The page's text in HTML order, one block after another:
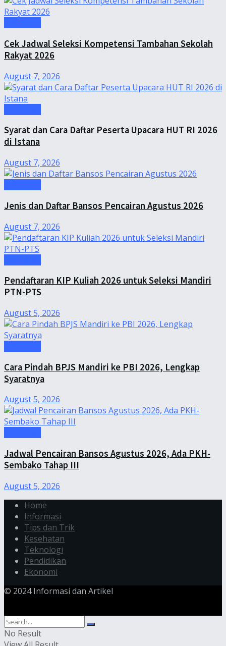
Cek Jadwal Seleksi Kompetensi Tambahan Sekolah
Rakyat 2026
August 7, 2026
Syarat dan Cara Daftar Peserta Upacara HUT RI 2026
di Istana
August 7, 2026
Jenis dan Daftar Bansos Pencairan Agustus 2026
August 7, 2026
Pendaftaran KIP Kuliah 2026 untuk Seleksi Mandiri
PTN-PTS
August 5, 2026
Cara Pindah BPJS Mandiri ke PBI 2026, Lengkap
Syaratnya
August 5, 2026
Jadwal Pencairan Bansos Agustus 2026, Ada PKH-
Sembako Tahap III
August 5, 2026
Home
Informasi
Tips dan Trik
Kesehatan
Teknologi
Pendidikan
Ekonomi
© 2024 Informasi dan Artikel
No Result